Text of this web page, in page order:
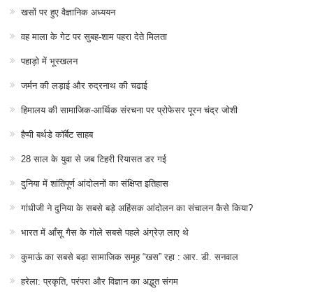
खसों पर हुए वैज्ञानिक अध्ययन
वह माला के गेट पर सुबह-शाम पहरा देते मिलता
पहाड़ो में भूस्खलन
जर्मन की लड़ाई और रुद्रनाथ की चढाई
हिमालय की सामाजिक-आर्थिक संरचना पर प्रोफेसर पूरन चंद्र जोशी
हैप्पी बर्थडे कॉर्बेट साहब
28 साल के युवा से जब टिहरी रियासत डर गई
दुनिया में शांतिपूर्ण आंदोलनों का संक्षिप्त इतिहास
गांधीजी ने दुनिया के सबसे बड़े अहिंसक आंदोलन का संचालन कैसे किया?
भारत में आँसू गैस के गोले सबसे पहले अंग्रेज़ लाए थे
कुमाऊं का सबसे बड़ा सामाजिक समूह “खस” रहा : आर. डी. सनवाल
हरेला: प्रकृति, परंपरा और विज्ञान का अद्भुत संगम